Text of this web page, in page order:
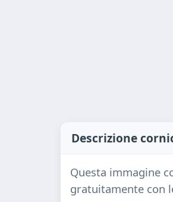
Descrizione
Questa immagine
gratuitamente con